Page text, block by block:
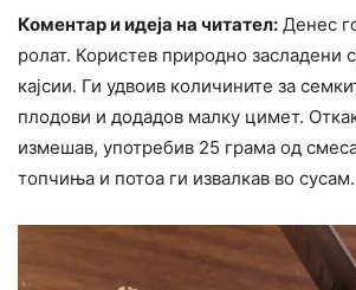
Коментар и идеја на читател: Денес
ролат. Користев природно засладени
кајсии. Ги удвоив количините за
плодови и додадов малку цимет.
измешав, употребив 25 грама од
топчиња и потоа ги извалкав во сусам.